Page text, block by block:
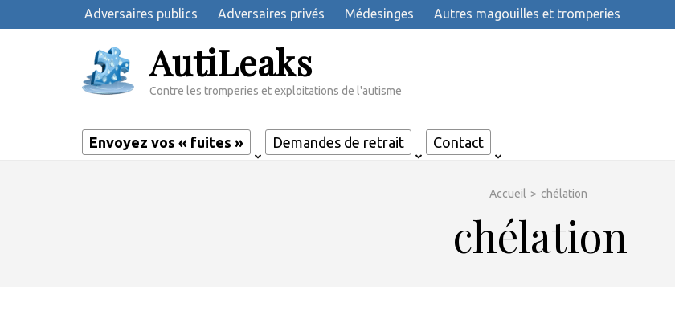
au
Adversaires publics Adversaires privés Médesinges Autres magouilles et tromperies
AutiLeaks
Contre les tromperies et exploitations de l'autisme
Envoyez vos « fuites » Demandes de retrait Contact
Accueil > chélation
chélation